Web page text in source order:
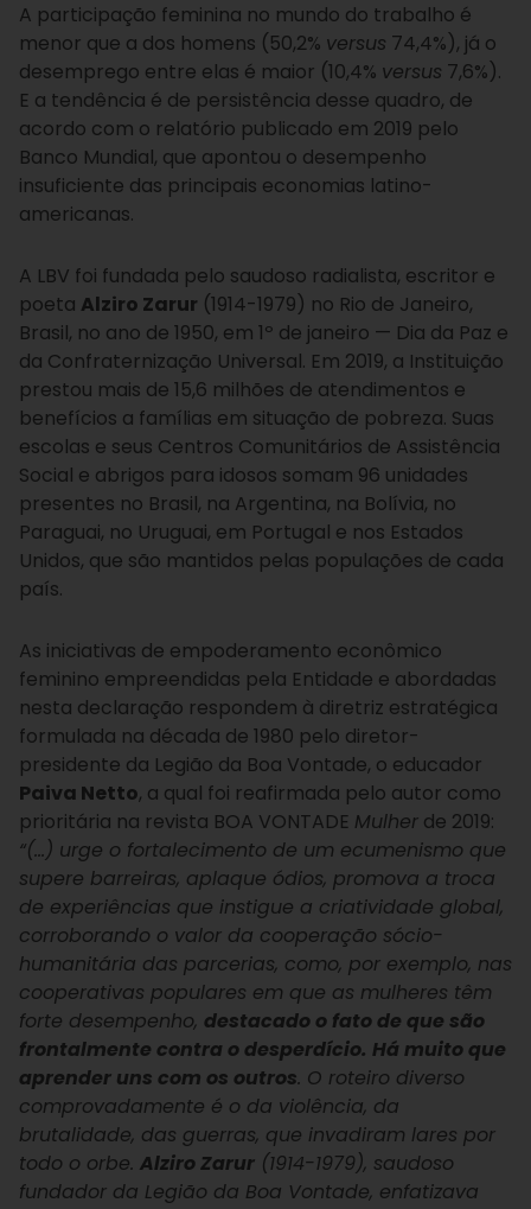
A participação feminina no mundo do trabalho é
menor que a dos homens (50,2% versus 74,4%), já o
desemprego entre elas é maior (10,4% versus 7,6%).
E a tendência é de persistência desse quadro, de
acordo com o relatório publicado em 2019 pelo
Banco Mundial, que apontou o desempenho
insuficiente das principais economias latino-
americanas.
A LBV foi fundada pelo saudoso radialista, escritor e
poeta Alziro Zarur (1914-1979) no Rio de Janeiro,
Brasil, no ano de 1950, em 1º de janeiro — Dia da Paz e
da Confraternização Universal. Em 2019, a Instituição
prestou mais de 15,6 milhões de atendimentos e
benefícios a famílias em situação de pobreza. Suas
escolas e seus Centros Comunitários de Assistência
Social e abrigos para idosos somam 96 unidades
presentes no Brasil, na Argentina, na Bolívia, no
Paraguai, no Uruguai, em Portugal e nos Estados
Unidos, que são mantidos pelas populações de cada
país.
As iniciativas de empoderamento econômico
feminino empreendidas pela Entidade e abordadas
nesta declaração respondem à diretriz estratégica
formulada na década de 1980 pelo diretor-
presidente da Legião da Boa Vontade, o educador
Paiva Netto, a qual foi reafirmada pelo autor como
prioritária na revista BOA VONTADE Mulher de 2019:
“(…) urge o fortalecimento de um ecumenismo que
supere barreiras, aplaque ódios, promova a troca
de experiências que instigue a criatividade global,
corroborando o valor da cooperação sócio-
humanitária das parcerias, como, por exemplo, nas
cooperativas populares em que as mulheres têm
forte desempenho, destacado o fato de que são
frontalmente contra o desperdício. Há muito que
aprender uns com os outros. O roteiro diverso
comprovadamente é o da violência, da
brutalidade, das guerras, que invadiram lares por
todo o orbe. Alziro Zarur (1914-1979), saudoso
fundador da Legião da Boa Vontade, enfatizava